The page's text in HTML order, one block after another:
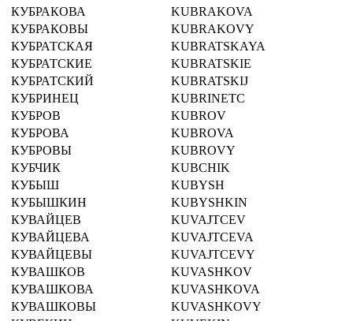
КУБРАКОВА
KUBRAKOVA
КУБРАКОВЫ
KUBRAKOVY
КУБРАТСКАЯ
KUBRATSKAYA
КУБРАТСКИЕ
KUBRATSKIE
КУБРАТСКИЙ
KUBRATSKIJ
КУБРИНЕЦ
KUBRINETC
КУБРОВ
KUBROV
КУБРОВА
KUBROVA
КУБРОВЫ
KUBROVY
КУБЧИК
KUBCHIK
КУБЫШ
KUBYSH
КУБЫШКИН
KUBYSHKIN
КУВАЙЦЕВ
KUVAJTCEV
КУВАЙЦЕВА
KUVAJTCEVA
КУВАЙЦЕВЫ
KUVAJTCEVY
КУВАШКОВ
KUVASHKOV
КУВАШКОВА
KUVASHKOVA
КУВАШКОВЫ
KUVASHKOVY